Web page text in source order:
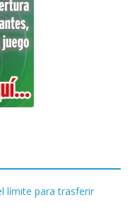
límite para trasferir